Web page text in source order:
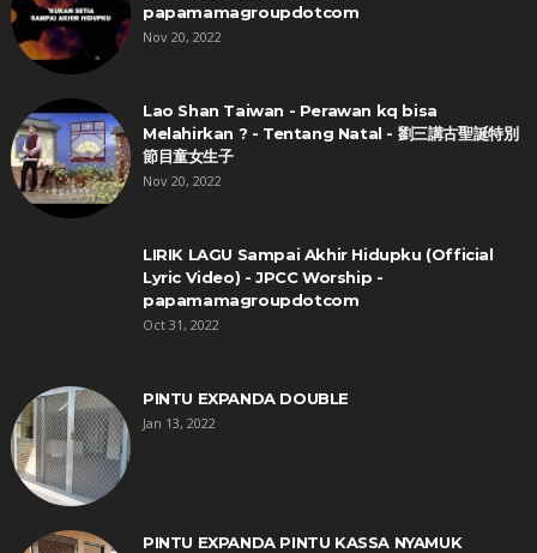
papamamagroupdotcom
Nov 20, 2022
Lao Shan Taiwan - Perawan kq bisa
Melahirkan ? - Tentang Natal - 劉三講古聖誕特別
節目童女生子
Nov 20, 2022
LIRIK LAGU Sampai Akhir Hidupku (Official
Lyric Video) - JPCC Worship -
papamamagroupdotcom
Oct 31, 2022
PINTU EXPANDA DOUBLE
Jan 13, 2022
PINTU EXPANDA PINTU KASSA NYAMUK